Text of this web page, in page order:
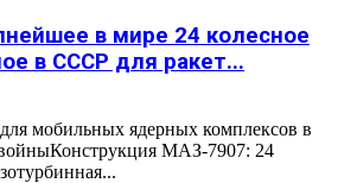
в мире 24 колесное
в СССР для ракет...
мобильных ядерных комплексов в
МАЗ-7907: 24